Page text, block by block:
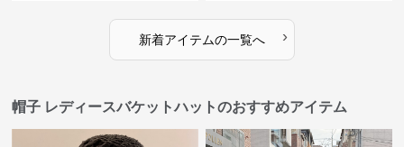
新着アイテムの一覧へ ›
帽子 レディースバケットハットのおすすめアイテム